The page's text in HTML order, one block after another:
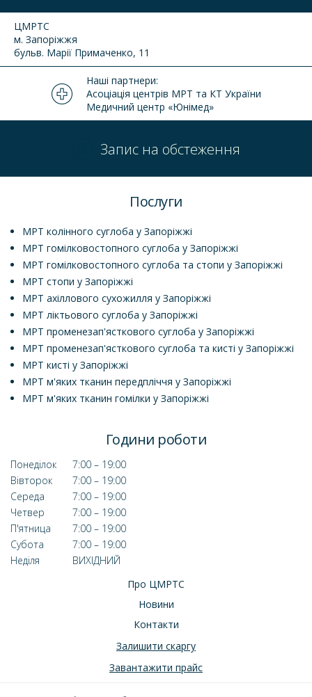
ЦМРТС
м. Запоріжжя
бульв. Марії Примаченко, 11
Наші партнери:
Асоціація центрів МРТ та КТ України
Медичний центр «Юнімед»
Запис на обстеження
Послуги
МРТ колінного суглоба у Запоріжжі
МРТ гомілковостопного суглоба у Запоріжжі
МРТ гомілковостопного суглоба та стопи у Запоріжжі
МРТ стопи у Запоріжжі
МРТ ахіллового сухожилля у Запоріжжі
МРТ ліктьового суглоба у Запоріжжі
МРТ променезап'ясткового суглоба у Запоріжжі
МРТ променезап'ясткового суглоба та кисті у Запоріжжі
МРТ кисті у Запоріжжі
МРТ м'яких тканин передпліччя у Запоріжжі
МРТ м'яких тканин гомілки у Запоріжжі
Години роботи
Понеділок
7:00 – 19:00
Вівторок
7:00 – 19:00
Середа
7:00 – 19:00
Четвер
7:00 – 19:00
П'ятница
7:00 – 19:00
Субота
7:00 – 19:00
Неділя
ВИХІДНИЙ
Про ЦМРТС
Новини
Контакти
Залишити скаргу
Завантажити прайс